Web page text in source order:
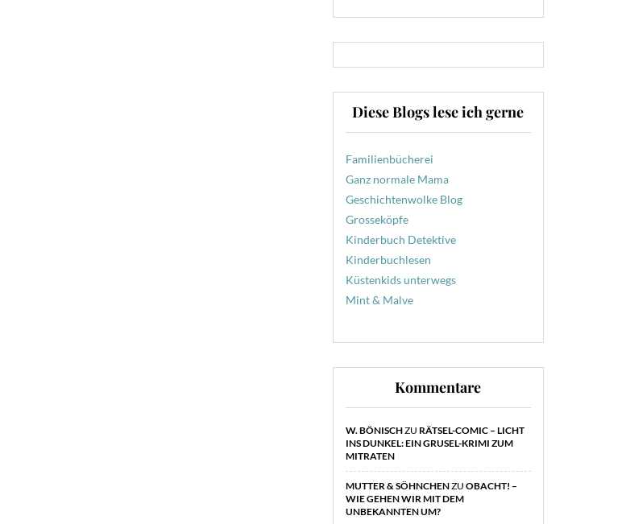
Diese Blogs lese ich gerne
Familienbücherei
Ganz normale Mama
Geschichtenwolke Blog
Grosseköpfe
Kinderbuch Detektive
Kinderbuchlesen
Küstenkids unterwegs
Mint & Malve
Kommentare
W. BÖNISCHZU RÄTSEL-COMIC – LICHT
INS DUNKEL: EIN GRUSEL-KRIMI ZUM
MITRATEN
MUTTER & SÖHNCHENZU OBACHT! –
WIE GEHEN WIR MIT DEM
UNBEKANNTEN UM?